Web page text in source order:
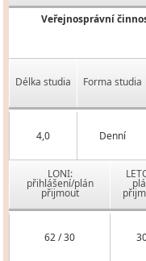
Veřejnosprávní
Délka studia Forma studia
4,0 Denní
LONI:
přihlášení/plán
přijmout
62 / 30